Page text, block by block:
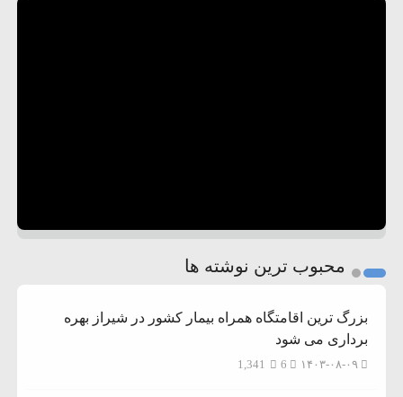
محبوب ترین نوشته ها
بزرگ ترین اقامتگاه همراه بیمار کشور در شیراز بهره
برداری می شود
۱۴۰۳-۰۸-۰۹ 1,341